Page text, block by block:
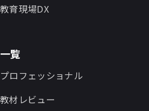
教育現場DX
一覧
プロフェッショナル
教材レビュー